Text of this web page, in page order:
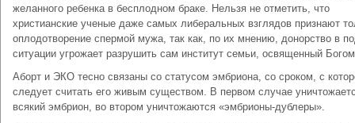
желанного ребенка в бесплодном браке. Нельзя не отметить, что
христианские ученые даже самых либеральных взглядов признают
оплодотворение спермой мужа, так как, по их мнению, донорство в
ситуации угрожает разрушить сам институт семьи, освященный
Аборт и ЭКО тесно связаны со статусом эмбриона, со сроком, с
следует считать его живым существом. В первом случае
всякий эмбрион, во втором уничтожаются «эмбрионы-дублеры».